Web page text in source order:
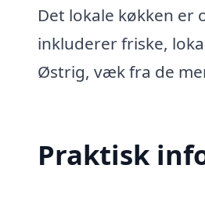
Det lokale køkken er
inkluderer friske,
Østrig, væk fra de
Praktisk